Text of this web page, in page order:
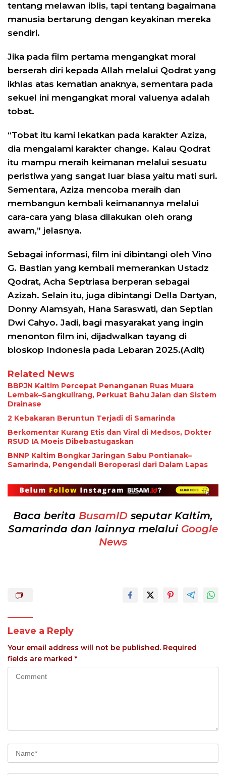
tentang melawan iblis, tapi tentang bagaimana
manusia bertarung dengan keyakinan mereka
sendiri.
Jika pada film pertama mengangkat moral
berserah diri kepada Allah melalui Qodrat yang
ikhlas atas kematian anaknya, sementara pada
sekuel ini mengangkat moral valuenya adalah
tobat.
“Tobat itu kami lekatkan pada karakter Aziza,
dia mengalami karakter change. Kalau Qodrat
itu mampu meraih keimanan melalui sesuatu
peristiwa yang sangat luar biasa yaitu mati suri.
Sementara, Aziza mencoba meraih dan
membangun kembali keimanannya melalui
cara-cara yang biasa dilakukan oleh orang
awam,” jelasnya.
Sebagai informasi, film ini dibintangi oleh Vino
G. Bastian yang kembali memerankan Ustadz
Qodrat, Acha Septriasa berperan sebagai
Azizah. Selain itu, juga dibintangi Della Dartyan,
Donny Alamsyah, Hana Saraswati, dan Septian
Dwi Cahyo. Jadi, bagi masyarakat yang ingin
menonton film ini, dijadwalkan tayang di
bioskop Indonesia pada Lebaran 2025.(Adit)
Related News
BBPJN Kaltim Percepat Penanganan Ruas Muara
Lembak–Sangkulirang, Perkuat Bahu Jalan dan Sistem
Drainase
2 Kebakaran Beruntun Terjadi di Samarinda
Berkomentar Kurang Etis dan Viral di Medsos, Dokter
RSUD IA Moeis Dibebastugaskan
BNNP Kaltim Bongkar Jaringan Sabu Pontianak–
Samarinda, Pengendali Beroperasi dari Dalam Lapas
Baca berita BusamID seputar Kaltim,
Samarinda dan lainnya melalui Google
News
Leave a Reply
Your email address will not be published. Required
fields are marked *